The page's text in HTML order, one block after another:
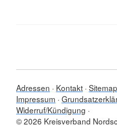
Adressen Kontakt Sitemap
Impressum
Widerruf/Kündigung
© 2026 Kreisverband